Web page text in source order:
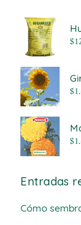
$
$
$
Entradas
Cómo